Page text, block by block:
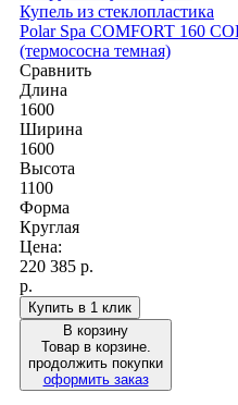
Купель из стеклопластика
Polar Spa COMFORT 160
(термососна темная)
Сравнить
Длина
1600
Ширина
1600
Высота
1100
Форма
Круглая
Цена:
220 385 р.
р.
Купить в 1 клик
В корзину
Товар в корзине.
продолжить покупки
оформить заказ